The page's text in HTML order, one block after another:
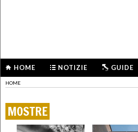
HOME NOTIZIE GUIDE
HOME
MOSTRE